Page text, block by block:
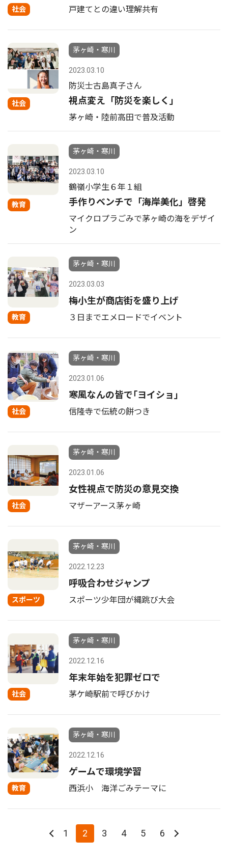
社会 戸建てとの違い理解共有
社会
茅ヶ崎・寒川
2023.03.10
防災士古島真子さん
視点変え「防災を楽しく｣
茅ヶ崎・陸前高田で普及活動
教育
茅ヶ崎・寒川
2023.03.10
鶴嶺小学生６年１組
手作りベンチで「海岸美化」啓発
マイクロプラごみで茅ヶ崎の海をデザイ
ン
教育
茅ヶ崎・寒川
2023.03.03
梅小生が商店街を盛り上げ
３日までエメロードでイベント
社会
茅ヶ崎・寒川
2023.01.06
寒風なんの皆で｢ヨイショ｣
信隆寺で伝統の餅つき
社会
茅ヶ崎・寒川
2023.01.06
女性視点で防災の意見交換
マザーアース茅ヶ崎
スポーツ
茅ヶ崎・寒川
2022.12.23
呼吸合わせジャンプ
スポーツ少年団が縄跳び大会
社会
茅ヶ崎・寒川
2022.12.16
年末年始を犯罪ゼロで
茅ケ崎駅前で呼びかけ
教育
茅ヶ崎・寒川
2022.12.16
ゲームで環境学習
西浜小 海洋ごみテーマに
1 2 3 4 5 6